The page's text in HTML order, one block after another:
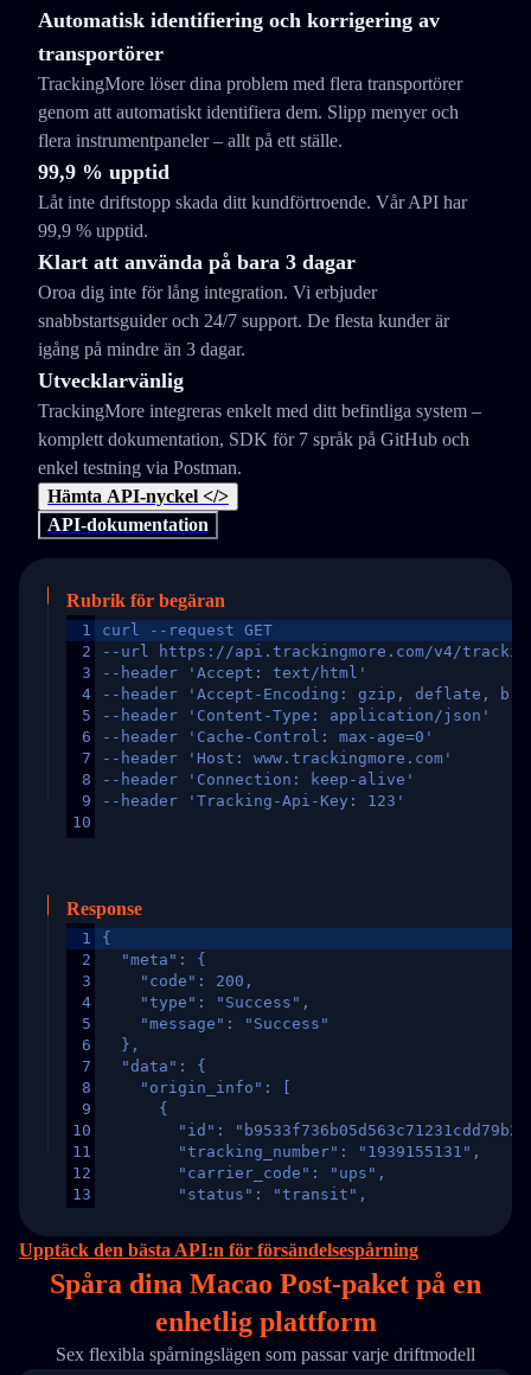
Automatisk identifiering och korrigering av
transportörer
TrackingMore löser dina problem med flera transportörer
genom att automatiskt identifiera dem. Slipp menyer och
flera instrumentpaneler – allt på ett ställe.
99,9 % upptid
Låt inte driftstopp skada ditt kundförtroende. Vår API har
99,9 % upptid.
Klart att använda på bara 3 dagar
Oroa dig inte för lång integration. Vi erbjuder
snabbstartsguider och 24/7 support. De flesta kunder är
igång på mindre än 3 dagar.
Utvecklarvänlig
TrackingMore integreras enkelt med ditt befintliga system –
komplett dokumentation, SDK för 7 språk på GitHub och
enkel testning via Postman.
Hämta API-nyckel </>
API-dokumentation
Rubrik för begäran
1
2
3
4
5
6
7
8
9
10
curl --request GET
--url https://api.trackingmore.com/v4/trackings/
--header 'Accept: text/html'
--header 'Accept-Encoding: gzip, deflate,
--header 'Content-Type: application/json'
--header 'Cache-Control: max-age=0'
--header 'Host: www.trackingmore.com'
--header 'Connection: keep-alive'
--header 'Tracking-Api-Key: 123'
Response
1
2
3
4
5
6
7
8
9
10
11
12
13
16
17
18
21
{
  "meta": {
    "code": 200,
    "type": "Success",
    "message": "Success"
  },
  "data": {
    "origin_info": [
      {
"id":
        "tracking_number": "1939155131",
        "carrier_code": "ups",
        "status": "transit",
        "itemTimeLength": 2,
        "weblink": "",
        "trackinfo": [
          {
            "Date": "2017-03-08 04: 22: 00",
Upptäck den bästa API:n för försändelsespårning
Spåra dina Macao Post-paket på en
enhetlig plattform
Sex flexibla spårningslägen som passar varje driftmodell